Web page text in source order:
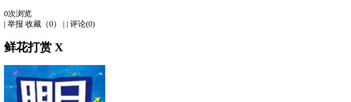
0次浏览
| 举报 收藏（0） | | 评论(0)
鲜花打赏 X